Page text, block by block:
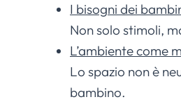
I bisogni dei
Non solo stimoli,
L’ambiente come
Lo spazio non è
bambino.